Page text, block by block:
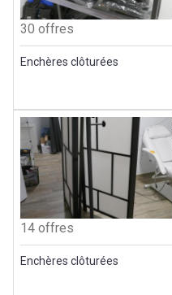
30 offres
Enchères clôturées
14 offres
Enchères clôturées